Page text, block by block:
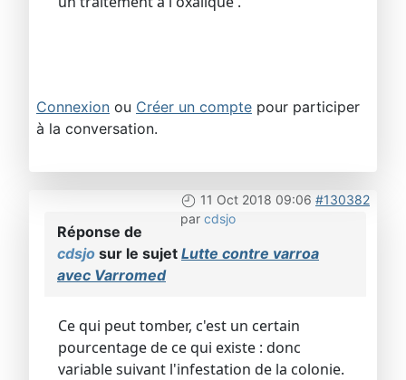
Connexion ou Créer un compte pour participer
à la conversation.
11 Oct 2018 09:06 #130382
par cdsjo
Réponse de
cdsjo sur le sujet Lutte contre varroa
avec Varromed
Ce qui peut tomber, c'est un certain
pourcentage de ce qui existe : donc
variable suivant l'infestation de la colonie.